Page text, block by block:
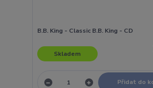
B.B. King - Classic B.B. King - CD
Skladem
Přidat do